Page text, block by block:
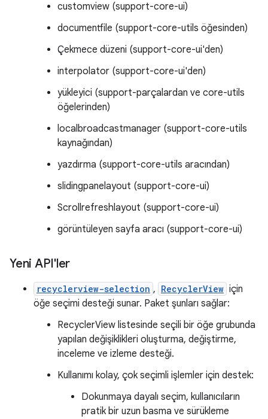
customview (support-core-ui)
documentfile (support-core-utils öğesinden)
Çekmece düzeni (support-core-ui'den)
interpolator (support-core-ui'den)
yükleyici (support-parçalardan ve core-utils
öğelerinden)
localbroadcastmanager (support-core-utils
kaynağından)
yazdırma (support-core-utils aracından)
slidingpanelayout (support-core-ui)
Scrollrefreshlayout (support-core-ui)
görüntüleyen sayfa aracı (support-core-ui)
Yeni API'ler
recyclerview-selection , RecyclerView için
öğe seçimi desteği sunar. Paket şunları sağlar:
RecyclerView listesinde seçili bir öğe grubunda
yapılan değişiklikleri oluşturma, değiştirme,
inceleme ve izleme desteği.
Kullanımı kolay, çok seçimli işlemler için destek:
Dokunmaya dayalı seçim, kullanıcıların
pratik bir uzun basma ve sürükleme